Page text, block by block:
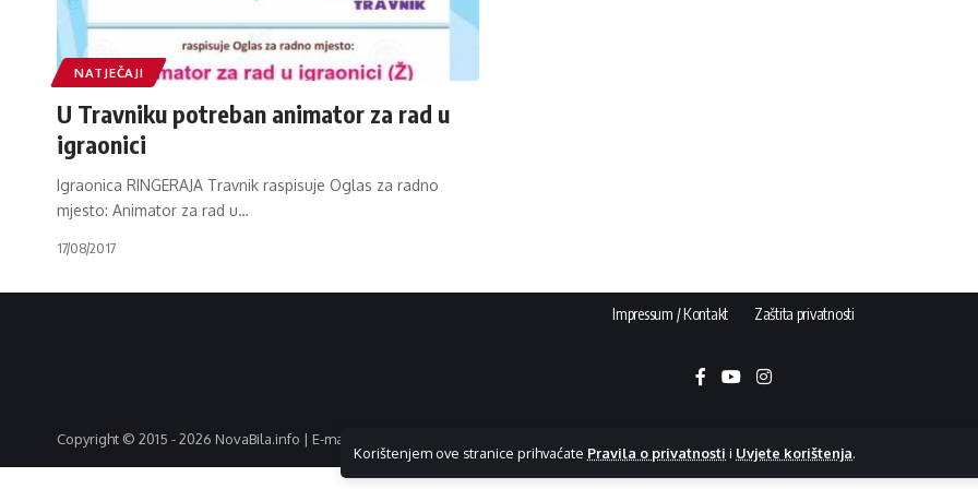
Korištenjem ove stranice prihvaćate Pravila o privatnosti i Uvjete korištenja.
NATJEČAJI
U Travniku potreban animator za rad u
igraonici
Igraonica RINGERAJA Travnik raspisuje Oglas za radno
mjesto: Animator za rad u…
17/08/2017
Impressum / Kontakt Zaštita privatnosti
Copyright © 2015 - 2026 NovaBila.info | E-mail: